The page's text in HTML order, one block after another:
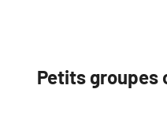
Petits groupes